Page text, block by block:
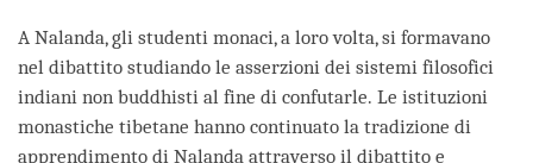
A Nalanda, gli studenti monaci, a loro volta, si formavano
nel dibattito studiando le asserzioni dei sistemi filosofici
indiani non buddhisti al fine di confutarle. Le istituzioni
monastiche tibetane hanno continuato la tradizione di
apprendimento di Nalanda attraverso il dibattito e